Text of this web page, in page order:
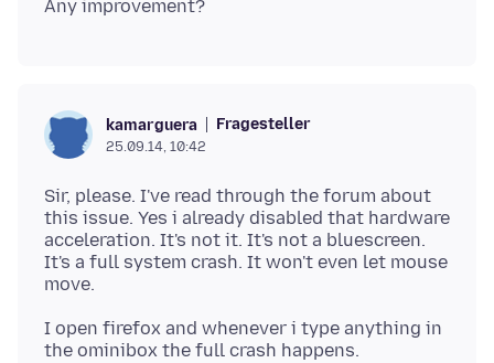
kamarguera Fragesteller
25.09.14, 10:42
Sir, please. I've read through the forum about
this issue. Yes i already disabled that hardware
acceleration. It's not it. It's not a bluescreen.
It's a full system crash. It won't even let mouse
I open firefox and whenever i type anything in